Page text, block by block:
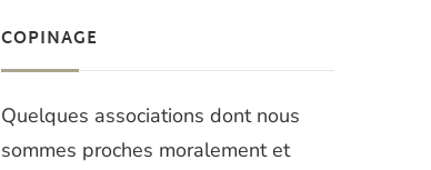
COPINAGE
Quelques associations dont nous
sommes proches moralement et